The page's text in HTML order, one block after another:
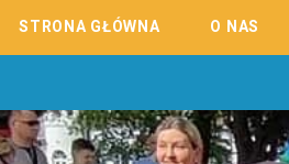
STRONA GŁÓWNA O NAS